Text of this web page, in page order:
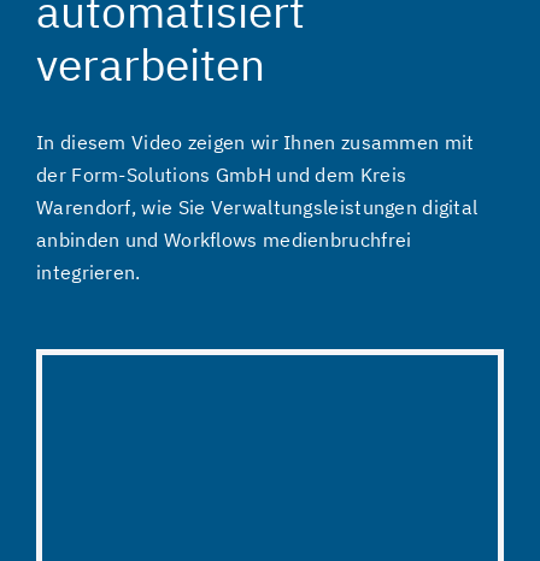
verarbeiten
In diesem Video zeigen wir Ihnen zusammen mit
der Form-Solutions GmbH und dem Kreis
Warendorf, wie Sie Verwaltungsleistungen digital
anbinden und Workflows medienbruchfrei
integrieren.